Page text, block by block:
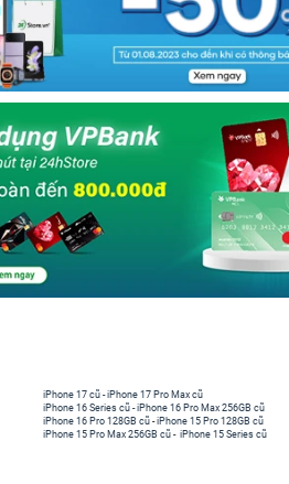
iPhone 17 cũ -iPhone 17 Pro Max cũ
iPhone 16 Series cũ - iPhone 16 Pro Max 256GB cũ
iPhone 16 Pro 128GB cũ -iPhone 15 Pro 128GB cũ
iPhone 15 Pro Max 256GB cũ - iPhone 15 Series cũ